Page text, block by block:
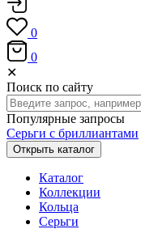
0
0
✕
Поиск по сайту
Популярные запросы
Серьги с бриллиантами
Открыть каталог
Каталог
Коллекции
Кольца
Серьги